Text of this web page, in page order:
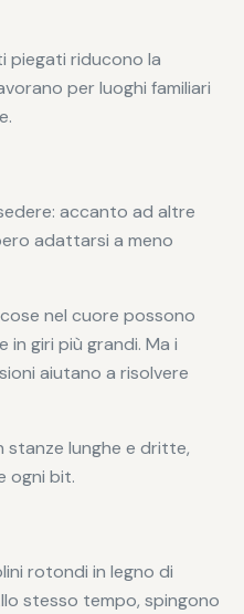
piegati riducono la
per luoghi familiari
accanto ad altre
adattarsi a meno
nel cuore possono
in giri più grandi. Ma i
aiutano a risolvere
stanze lunghe e dritte,
ogni bit.
rotondi in legno di
stesso tempo, spingono